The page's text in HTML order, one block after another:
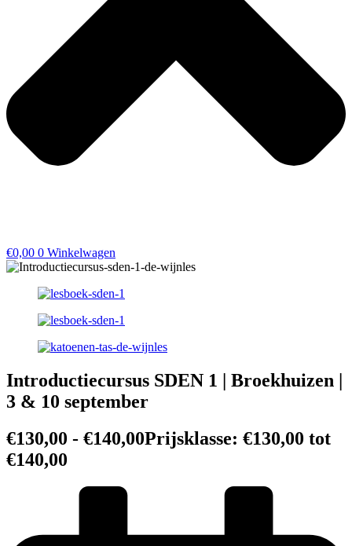
€0,00 0 Winkelwagen
Introductiecursus SDEN 1 | Broekhuizen |
3 & 10 september
€130,00 - €140,00Prijsklasse: €130,00 tot
€140,00